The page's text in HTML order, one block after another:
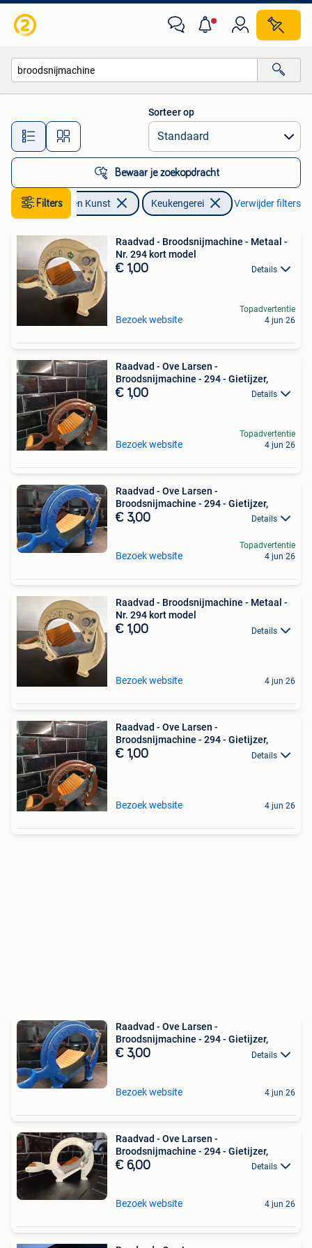
Alle afstanden…
Sorteer op
Bewaar je zoekopdracht
Filters
Antiek en Kunst Keukengerei Verwijder filters
Raadvad - Broodsnijmachine - Metaal -
Nr. 294 kort model
€ 1,00 Details
Bezoek website
Topadvertentie
4 jun 26
Raadvad - Ove Larsen -
Broodsnijmachine - 294 - Gietijzer,
€ 1,00 Details
Bezoek website
Topadvertentie
4 jun 26
Raadvad - Ove Larsen -
Broodsnijmachine - 294 - Gietijzer,
€ 3,00 Details
Bezoek website
Topadvertentie
4 jun 26
Raadvad - Broodsnijmachine - Metaal -
Nr. 294 kort model
€ 1,00 Details
Bezoek website 4 jun 26
Raadvad - Ove Larsen -
Broodsnijmachine - 294 - Gietijzer,
€ 1,00 Details
Bezoek website 4 jun 26
Raadvad - Ove Larsen -
Broodsnijmachine - 294 - Gietijzer,
€ 3,00 Details
Bezoek website 4 jun 26
Raadvad - Ove Larsen -
Broodsnijmachine - 294 - Gietijzer,
€ 6,00 Details
Bezoek website 4 jun 26